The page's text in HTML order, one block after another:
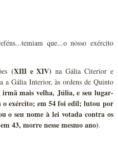
que...o nosso exército
(XIII e XIV) na Gália Citerior e
a Gália Interior, às ordens de Quinto
mais velha, Júlia, e seu lugar-
o exército; em 54 foi edil; lutou por
o seu nome à lei votada contra os
43, morre nesse mesmo ano).